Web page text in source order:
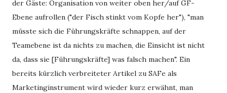
der Gäste: Organisation von weiter oben her/auf GF-
Ebene aufrollen ("der Fisch stinkt vom Kopfe her"), "man
müsste sich die Führungskräfte schnappen, auf der
Teamebene ist da nichts zu machen, die Einsicht ist nicht
da, dass sie [Führungskräfte] was falsch machen". Ein
bereits kürzlich verbreiteter Artikel zu SAFe als
Marketinginstrument wird wieder kurz erwähnt, man